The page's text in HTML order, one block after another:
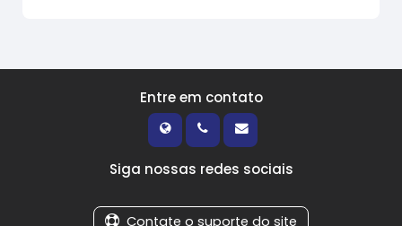
Entre em contato
Siga nossas redes sociais
Contate o suporte do site